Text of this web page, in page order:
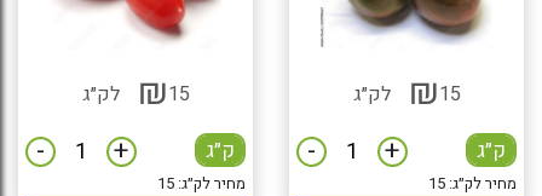
15
₪ לק״ג
ק״ג +
-
מחיר לק״ג: 15
15
₪ לק״ג
ק״ג +
-
מחיר לק״ג: 15